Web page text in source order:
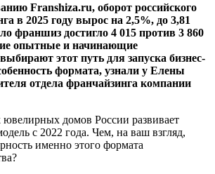
Franshiza.ru, оборот российского
в 2025 году вырос на 2,5%, до 3,81
франшиз достигло 4 015 против 3 860
опытные и начинающие
этот путь для запуска бизнес-
формата, узнали у Елены
отдела франчайзинга компании
домов России развивает
с 2022 года. Чем, на ваш взгляд,
именно этого формата